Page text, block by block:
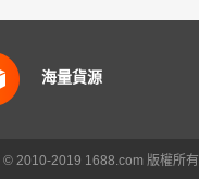
海量貨源
© 2010-2019 1688.com 版權所有